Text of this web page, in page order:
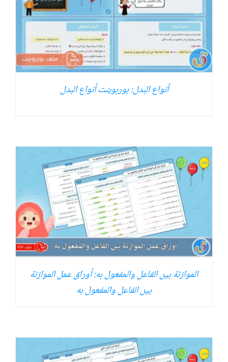
أنواع البدل: بوربوينت أنواع البدل
الموازنة بين الفاعل والمفعول به: أوراق عمل الموازنة
بين الفاعل والمفعول به